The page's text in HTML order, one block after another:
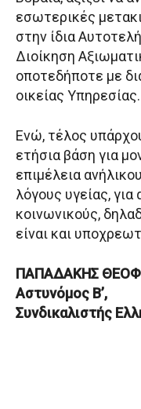
εσωτερικές
στην ίδια
Διοίκηση
οποτεδήποτε με
οικείας Υπηρεσίας.
Ενώ, τέλος
ετήσια βάση για
επιμέλεια
λόγους υγείας,
κοινωνικούς,
είναι και
ΠΑΠΑΔΑΚΗΣ
Αστυνόμος Β’,
Συνδικαλιστής